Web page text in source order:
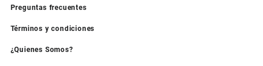
Preguntas frecuentes
Términos y condiciones
¿Quienes Somos?